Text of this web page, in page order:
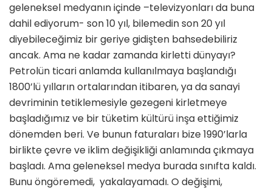
geleneksel medyanın içinde –televizyonları da buna
dahil ediyorum- son 10 yıl, bilemedin son 20 yıl
diyebileceğimiz bir geriye gidişten bahsedebiliriz
ancak. Ama ne kadar zamanda kirletti dünyayı?
Petrolün ticari anlamda kullanılmaya başlandığı
1800’lü yılların ortalarından itibaren, ya da sanayi
devriminin tetiklemesiyle gezegeni kirletmeye
başladığımız ve bir tüketim kültürü inşa ettiğimiz
dönemden beri. Ve bunun faturaları bize 1990’larla
birlikte çevre ve iklim değişikliği anlamında çıkmaya
başladı. Ama geleneksel medya burada sınıfta kaldı.
Bunu öngöremedi, yakalayamadı. O değişimi,